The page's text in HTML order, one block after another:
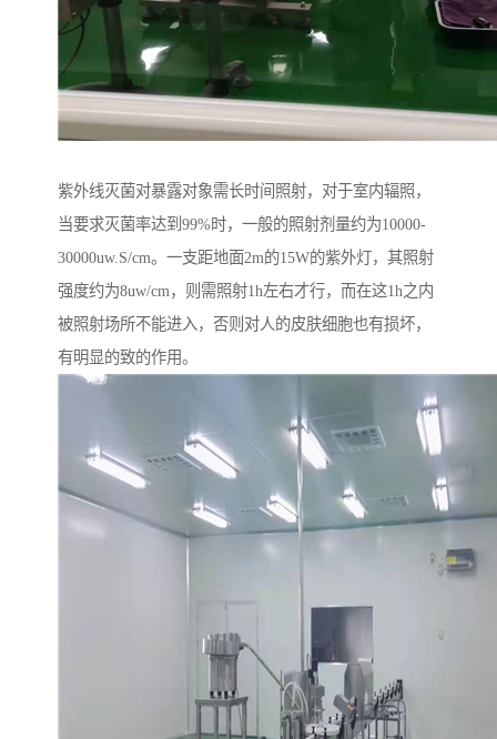
紫外线灭菌对暴露对象需长时间照射，对于室内辐照，
当要求灭菌率达到99%时，一般的照射剂量约为10000-
30000uw.S/cm。一支距地面2m的15W的紫外灯，其照射
强度约为8uw/cm，则需照射1h左右才行，而在这1h之内
被照射场所不能进入，否则对人的皮肤细胞也有损坏，
有明显的致的作用。